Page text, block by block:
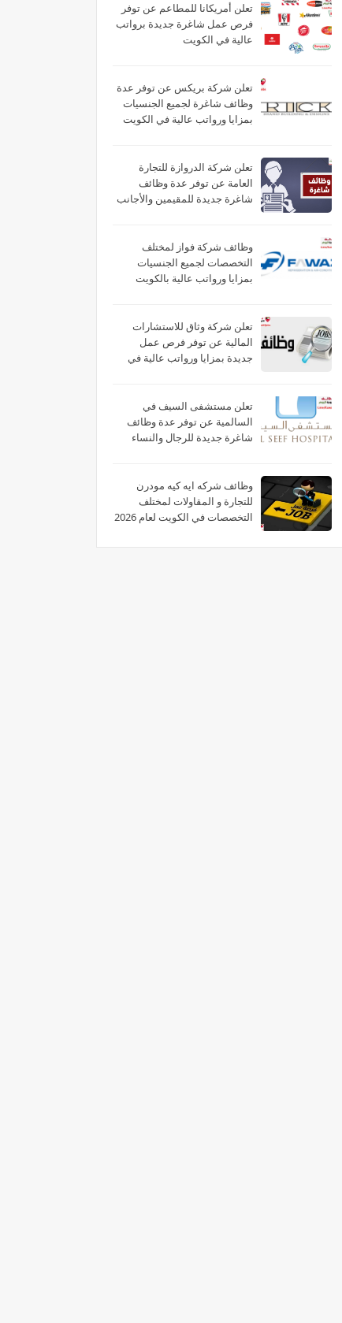
تعلن أمريكانا للمطاعم عن توفر
فرص عمل شاغرة جديدة برواتب
عالية في الكويت
تعلن شركة بريكس عن توفر عدة
وظائف شاغرة لجميع الجنسيات
بمزايا ورواتب عالية في الكويت
تعلن شركة الدروازة للتجارة
العامة عن توفر عدة وظائف
شاغرة جديدة للمقيمين والأجانب
وظائف شركة فواز لمختلف
التخصصات لجميع الجنسيات
بمزايا ورواتب عالية بالكويت
تعلن شركة وثاق للاستشارات
المالية عن توفر فرص عمل
جديدة بمزايا ورواتب عالية في
تعلن مستشفى السيف في
السالمية عن توفر عدة وظائف
شاغرة جديدة للرجال والنساء
وظائف شركه ايه كيه مودرن
للتجارة و المقاولات لمختلف
التخصصات في الكويت لعام 2026